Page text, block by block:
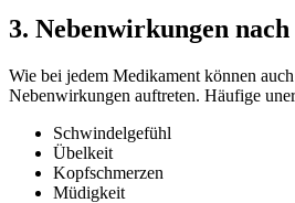
3. Nebenwirkungen
Wie bei jedem Medikament können
Nebenwirkungen auftreten. Häufige
Schwindelgefühl
Übelkeit
Kopfschmerzen
Müdigkeit